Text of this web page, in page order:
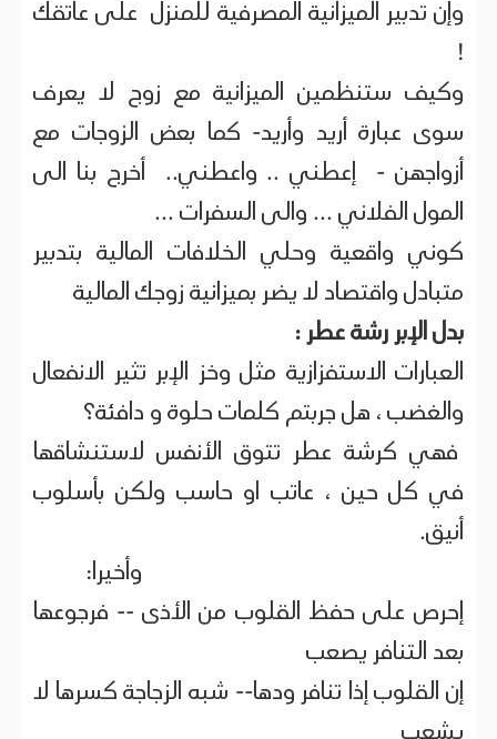
وإن تدبير الميزانية المصرفية للمنزل على عاتقك
!
وكيف ستنظمين الميزانية مع زوج لا يعرف
سوى عبارة أريد وأريد- كما بعض الزوجات مع
أزواجهن - إعطني .. واعطني.. أخرج بنا الى
المول الفلاني ... والى السفرات ...
كوني واقعية وحلي الخلافات المالية بتدبير
متبادل واقتصاد لا يضر بميزانية زوجك المالية
بدل الإبر رشة عطر :
العبارات الاستفزازية مثل وخز الإبر تثير الانفعال
والغضب ، هل جربتم كلمات حلوة و دافئة؟
فهي كرشة عطر تتوق الأنفس لاستنشاقها
في كل حين ، عاتب او حاسب ولكن بأسلوب
أنيق.
وأخيرا:
إحرص على حفظ القلوب من الأذى -- فرجوعها
بعد التنافر يصعب
إن القلوب إذا تنافر ودها-- شبه الزجاجة كسرها لا